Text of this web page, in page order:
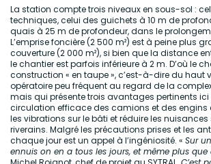
La station compte trois niveaux en sous-sol :
techniques, celui des guichets à 10 m de
quais à 25 m de profondeur, dans le
L’emprise foncière (2 500 m²) est à peine plus
couverture (2 000 m²), si bien que la distance
le chantier est parfois inférieure à 2 m. D’où le
construction « en taupe », c’est-à-dire du haut
opératoire peu fréquent au regard de la
mais qui présente trois avantages pertinents ici
circulation efficace des camions et des engins
les vibrations sur le bâti et réduire les nuisances
riverains. Malgré les précautions prises et les
chaque jour est un appel à l’ingéniosité. « Sur
ennuis on en a tous les jours, et même plus que